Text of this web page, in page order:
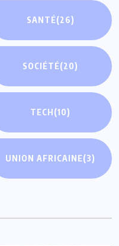
SANTÉ(26)
SOCIÉTÉ(20)
TECH(10)
UNION AFRICAINE(3)